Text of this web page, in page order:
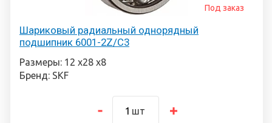
Шариковый радиальный однорядный
подшипник 6001-2Z/C3
Под заказ
Размеры: 12 х28 х8
Бренд: SKF
шт